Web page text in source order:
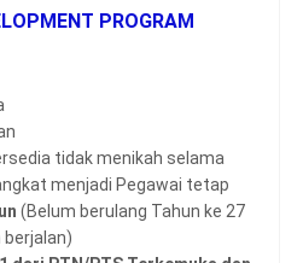
PROGRAM
tidak menikah selama
menjadi Pegawai tetap
(Belum berulang Tahun ke 27